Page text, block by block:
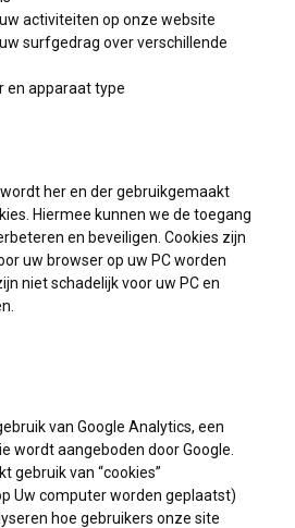
activiteiten op onze website
surfgedrag over verschillende
en apparaat type
her en der gebruikgemaakt
Hiermee kunnen we de toegang
en beveiligen. Cookies zijn
uw browser op uw PC worden
niet schadelijk voor uw PC en
van Google Analytics, een
wordt aangeboden door Google.
gebruik van “cookies”
Uw computer worden geplaatst)
hoe gebruikers onze site